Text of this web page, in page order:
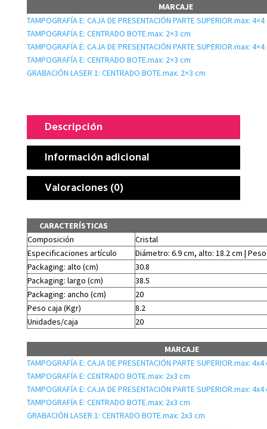
MARCAJE
TAMPOGRAFÍA E: CAJA DE PRESENTACIÓN PARTE SUPERIOR.max:
TAMPOGRAFÍA E: CENTRADO BOTE.max: 2×3 cm
TAMPOGRAFÍA E: CAJA DE PRESENTACIÓN PARTE SUPERIOR.max:
TAMPOGRAFÍA E: CENTRADO BOTE.max: 2×3 cm
GRABACIÓN LASER 1: CENTRADO BOTE.max: 2×3 cm
Descripción
Información adicional
Valoraciones (0)
CARACTERÍSTICAS
Composición
Cristal
Especificaciones artículo
Diámetro: 6.9 cm, alto: 18.2 cm |
Packaging: alto (cm)
30.8
Packaging: largo (cm)
38.5
Packaging: ancho (cm)
20
Peso caja (Kgr)
8.2
Unidades/caja
20
MARCAJE
TAMPOGRAFÍA E: CAJA DE PRESENTACIÓN PARTE SUPERIOR.max:
TAMPOGRAFÍA E: CENTRADO BOTE.max: 2x3 cm
TAMPOGRAFÍA E: CAJA DE PRESENTACIÓN PARTE SUPERIOR.max:
TAMPOGRAFÍA E: CENTRADO BOTE.max: 2x3 cm
GRABACIÓN LASER 1: CENTRADO BOTE.max: 2x3 cm